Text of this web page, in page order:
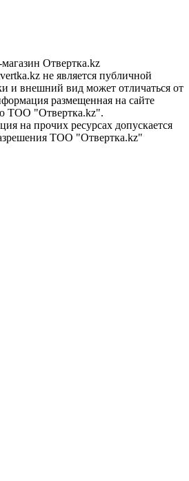
Отвертка.kz
не является публичной
и внешний вид может отличаться от
размещенная на сайте
ТОО "Отвертка.kz".
на прочих ресурсах допускается
ТОО "Отвертка.kz"